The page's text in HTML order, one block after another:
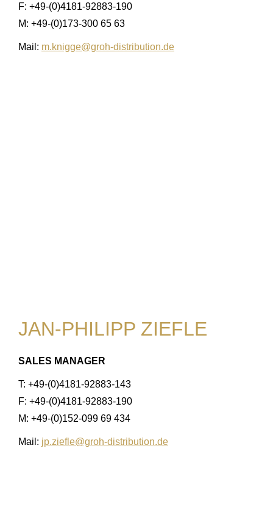
F: +49-(0)4181-92883-190
M: +49-(0)173-300 65 63
Mail: m.knigge@groh-distribution.de
JAN-PHILIPP ZIEFLE
SALES MANAGER
T: +49-(0)4181-92883-143
F: +49-(0)4181-92883-190
M: +49-(0)152-099 69 434
Mail: jp.ziefle@groh-distribution.de